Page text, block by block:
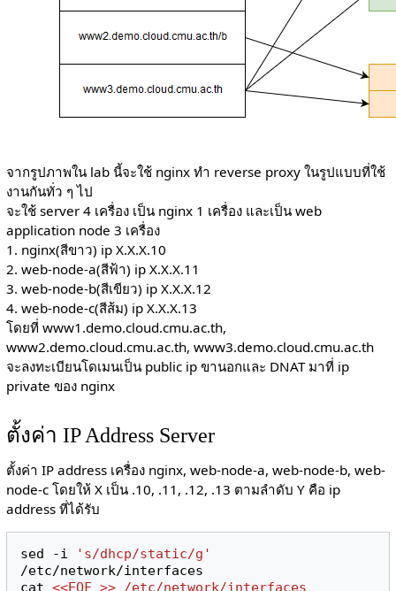
จากรูปภาพใน lab นี้จะใช้ nginx ทำ reverse proxy ในรูปแบบที่ใช้
งานกันทั่ว ๆ ไป
จะใช้ server 4 เครื่อง เป็น nginx 1 เครื่อง และเป็น web
application node 3 เครื่อง
1. nginx(สีขาว) ip X.X.X.10
2. web-node-a(สีฟ้า) ip X.X.X.11
3. web-node-b(สีเขียว) ip X.X.X.12
4. web-node-c(สีส้ม) ip X.X.X.13
โดยที่ www1.demo.cloud.cmu.ac.th,
www2.demo.cloud.cmu.ac.th, www3.demo.cloud.cmu.ac.th
จะลงทะเบียนโดเมนเป็น public ip ขานอกและ DNAT มาที่ ip
private ของ nginx
ตั้งค่า IP Address Server
ตั้งค่า IP address เครื่อง nginx, web-node-a, web-node-b, web-
node-c โดยให้ X เป็น .10, .11, .12, .13 ตามลำดับ Y คือ ip
address ที่ได้รับ
sed -i
's/dhcp/static/g'
/etc/network/interfaces